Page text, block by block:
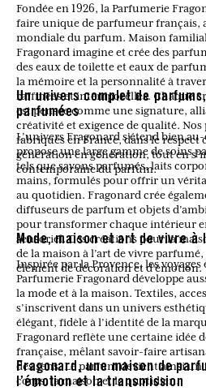
Fondée en 1926, la Parfumerie
faire unique de parfumeur français,
mondiale du parfum. Maison
Fragonard imagine et crée des
des eaux de toilette et eaux de
la mémoire et la personnalité à
raffinées et intemporelles. Chaque
est pensée comme une signature,
créativité et exigence de qualité.
fabriqués en France, dans le respect
génération en génération, tout en
contemporaine du parfum.
Un univers complet de
parfumées
L’univers Fragonard s’étend bien
propose une large gamme de soins
tels que savons parfumés, laits
mains, formulés pour offrir un
au quotidien. Fragonard crée
diffuseurs de parfum et objets
pour transformer chaque intérieur
sensoriel. Ces créations pour la
de la maison à l’art de vivre
élément de décoration et d’émotion.
Mode, maison et art de vivre à
Inspirée par la Provence, les
Parfumerie Fragonard développe
la mode et à la maison. Textiles,
s’inscrivent dans un univers
élégant, fidèle à l’identité de la
Fragonard reflète une certaine idée
française, mêlant savoir-faire
des sens. Le parfum devient ainsi
corps, la maison et le quotidien.
Fragonard, une maison de
l’émotion et la transmission